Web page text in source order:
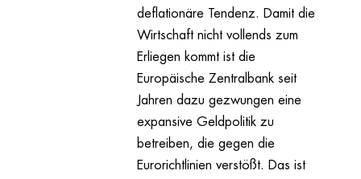
deflationäre Tendenz. Damit die
Wirtschaft nicht vollends zum
Erliegen kommt ist die
Europäische Zentralbank seit
Jahren dazu gezwungen eine
expansive Geldpolitik zu
betreiben, die gegen die
Eurorichtlinien verstößt. Das ist